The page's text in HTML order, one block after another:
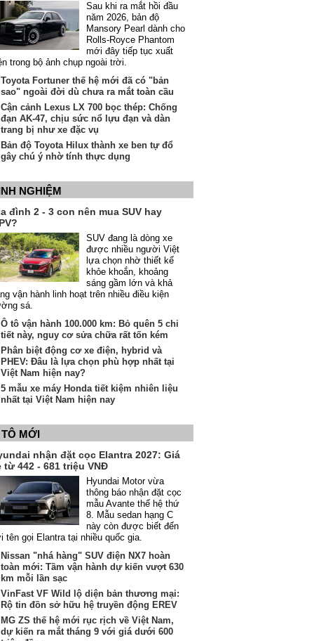
Sau khi ra mắt hồi đầu
năm 2026, bản độ
Mansory Pearl dành cho
Rolls-Royce Phantom
mới đây tiếp tục xuất
trong bộ ảnh chụp ngoài trời.
Toyota Fortuner thế hệ mới đã có "bản
sao" ngoài đời dù chưa ra mắt toàn cầu
Cận cảnh Lexus LX 700 bọc thép: Chống
đạn AK-47, chịu sức nổ lựu đạn và dàn
trang bị như xe đặc vụ
Bản độ Toyota Hilux thành xe ben tự đổ
gây chú ý nhờ tính thực dụng
NGHIỆM
đình 2 - 3 con nên mua SUV hay
SUV đang là dòng xe
được nhiều người Việt
lựa chọn nhờ thiết kế
khỏe khoắn, khoảng
sáng gầm lớn và khả
vận hành linh hoạt trên nhiều điều kiện
sá.
Ô tô vận hành 100.000 km: Bỏ quên 5 chi
tiết này, nguy cơ sửa chữa rất tốn kém
Phân biệt động cơ xe điện, hybrid và
PHEV: Đâu là lựa chọn phù hợp nhất tại
Việt Nam hiện nay?
5 mẫu xe máy Honda tiết kiệm nhiên liệu
nhất tại Việt Nam hiện nay
MỚI
nhận đặt cọc Elantra 2027: Giá
từ 442 - 681 triệu VNĐ
Hyundai Motor vừa
thông báo nhận đặt cọc
mẫu Avante thế hệ thứ
8. Mẫu sedan hạng C
này còn được biết đến
tên gọi Elantra tại nhiều quốc gia.
Nissan "nhá hàng" SUV điện NX7 hoàn
toàn mới: Tầm vận hành dự kiến vượt 630
km mỗi lần sạc
VinFast VF Wild lộ diện bản thương mại:
Rộ tin đồn sở hữu hệ truyền động EREV
MG ZS thế hệ mới rục rịch về Việt Nam,
dự kiến ra mắt tháng 9 với giá dưới 600